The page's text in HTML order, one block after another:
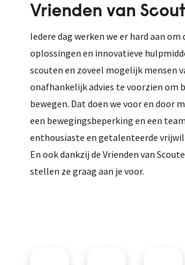
Vrienden van
Iedere dag werken we er hard aan om
oplossingen en innovatieve
scouten en zoveel mogelijk mensen
onafhankelijk advies te voorzien om
bewegen. Dat doen we voor en door
een bewegingsbeperking en een team
enthousiaste en getalenteerde
En ook dankzij de Vrienden van
stellen ze graag aan je voor.